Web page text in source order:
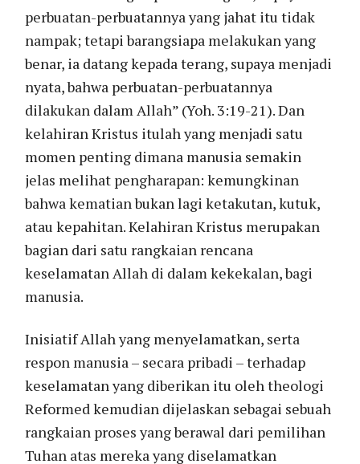
perbuatan-perbuatannya yang jahat itu tidak
nampak; tetapi barangsiapa melakukan yang
benar, ia datang kepada terang, supaya menjadi
nyata, bahwa perbuatan-perbuatannya
dilakukan dalam Allah” (Yoh. 3:19-21). Dan
kelahiran Kristus itulah yang menjadi satu
momen penting dimana manusia semakin
jelas melihat pengharapan: kemungkinan
bahwa kematian bukan lagi ketakutan, kutuk,
atau kepahitan. Kelahiran Kristus merupakan
bagian dari satu rangkaian rencana
keselamatan Allah di dalam kekekalan, bagi
manusia.
Inisiatif Allah yang menyelamatkan, serta
respon manusia – secara pribadi – terhadap
keselamatan yang diberikan itu oleh theologi
Reformed kemudian dijelaskan sebagai sebuah
rangkaian proses yang berawal dari pemilihan
Tuhan atas mereka yang diselamatkan